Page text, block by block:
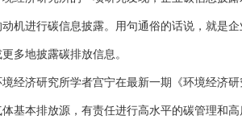
机进行碳信息披露。用句通俗的话说，就是
多地披露碳排放信息。
经济研究所学者宫宁在最新一期《环境经济
基本排放源，有责任进行高水平的碳管理和